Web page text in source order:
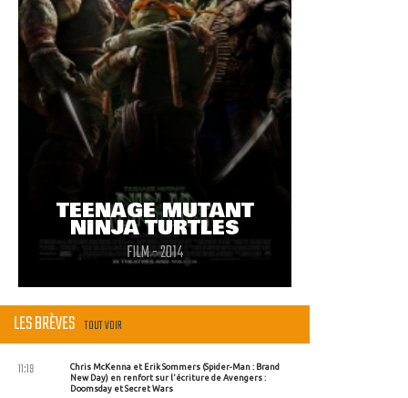
TEENAGE MUTANT
NINJA TURTLES
FILM - 2014
LES BRÈVES TOUT VOIR
Chris McKenna et Erik Sommers (Spider-Man : Brand
New Day) en renfort sur l'écriture de Avengers :
Doomsday et Secret Wars
11:19